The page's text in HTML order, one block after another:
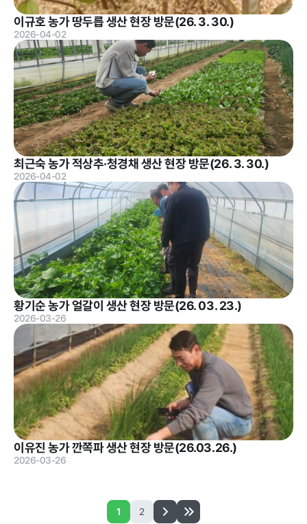
공지사항 채용공고
재단 갤러
리
자료실
시공고
클린신고
부정 · 부패신고 갑질피해 신고
성희롱 · 성폭행 신
고센터
이규호 농가 땅두릅 생산 현장 방문(26. 3. 30.)
2026-04-02
최근숙 농가 적상추·청경채 생산 현장 방문(26. 3. 30.)
2026-04-02
황기순 농가 얼갈이 생산 현장 방문(26. 03. 23.)
2026-03-26
이유진 농가 깐쪽파 생산 현장 방문(26.03.26.)
2026-03-26
1 2